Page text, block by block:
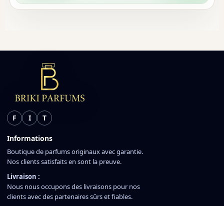
F I T
Informations
Boutique de parfums originaux avec garantie.
Nos clients satisfaits en sont la preuve.
Livraison :
Nous nous occupons des livraisons pour nos
clients avec des partenaires sûrs et fiables.